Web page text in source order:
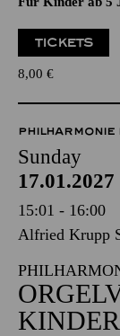
TICKETS
8,00 €
PHILHARMONIE
Sunday
17.01.2027
15:01 - 16:00
Alfried Krupp
KINDER